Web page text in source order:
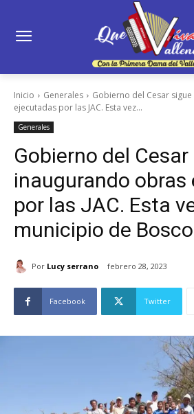
Inicio Generales
Gobierno del Cesar
ejecutadas por las JAC. Esta vez...
Generales
Gobierno del
inaugurando
por las JAC. Esta
municipio de
Por Lucy serrano febrero 28, 2023
Facebook Twitter